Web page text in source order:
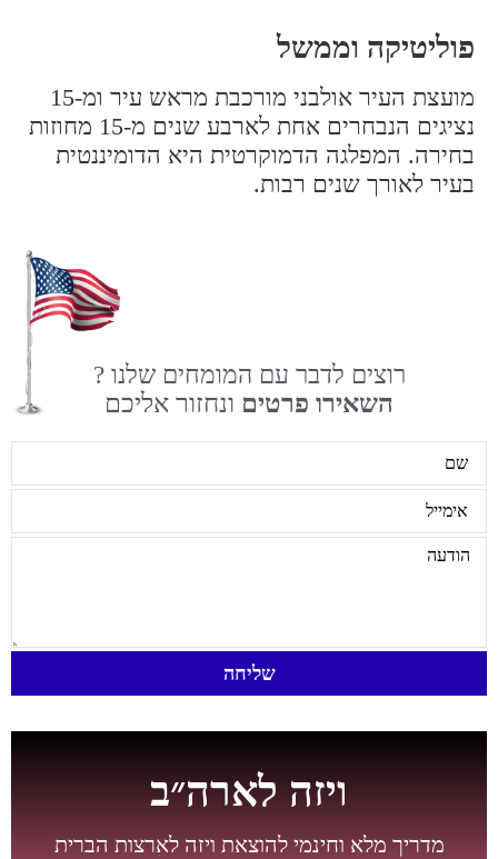
פוליטיקה וממשל
מועצת העיר אולבני מורכבת מראש עיר ומ-15
נציגים הנבחרים אחת לארבע שנים מ-15 מחוזות
בחירה. המפלגה הדמוקרטית היא הדומיננטית
בעיר לאורך שנים רבות.
רוצים לדבר עם המומחים שלנו ?
השאירו פרטים ונחזור אליכם
שליחה
ויזה לארה״ב
מדריך מלא וחינמי להוצאת ויזה לארצות הברית